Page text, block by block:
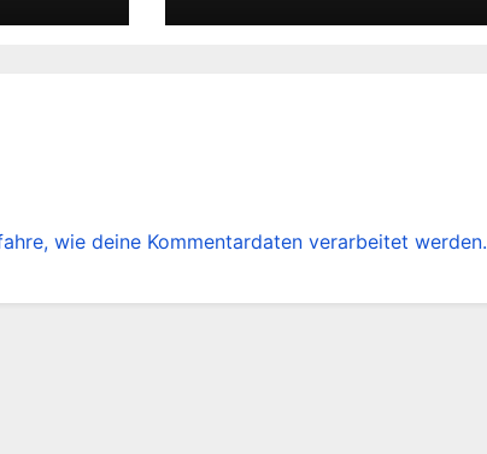
wie deine Kommentardaten verarbeitet werden.